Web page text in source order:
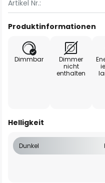
Artikel Nr.:
Produktinformationen
Dimmbar
Dimmer
nicht
enthalten
Helligkeit
Dunkel